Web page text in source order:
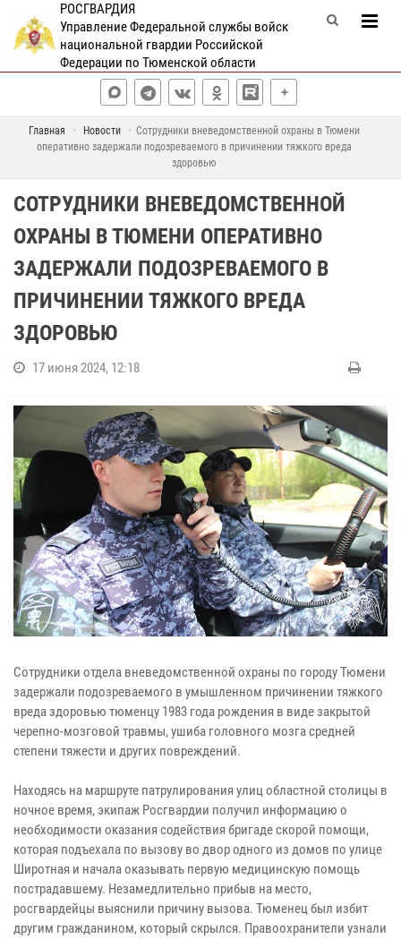
РОСГВАРДИЯ
Управление Федеральной службы войск
национальной гвардии Российской
Федерации по Тюменской области
Главная Новости
Сотрудники вневедомственной охраны в Тюмени
оперативно задержали подозреваемого в причинении тяжкого вреда
здоровью
СОТРУДНИКИ ВНЕВЕДОМСТВЕННОЙ
ОХРАНЫ В ТЮМЕНИ ОПЕРАТИВНО
ЗАДЕРЖАЛИ ПОДОЗРЕВАЕМОГО В
ПРИЧИНЕНИИ ТЯЖКОГО ВРЕДА
ЗДОРОВЬЮ
17 июня 2024, 12:18
Сотрудники отдела вневедомственной охраны по городу Тюмени
задержали подозреваемого в умышленном причинении тяжкого
вреда здоровью тюменцу 1983 года рождения в виде закрытой
черепно-мозговой травмы, ушиба головного мозга средней
степени тяжести и других повреждений.
Находясь на маршруте патрулирования улиц областной столицы в
ночное время, экипаж Росгвардии получил информацию о
необходимости оказания содействия бригаде скорой помощи,
которая подъехала по вызову во двор одного из домов по улице
Широтная и начала оказывать первую медицинскую помощь
пострадавшему. Незамедлительно прибыв на место,
росгвардейцы выяснили причину вызова. Тюменец был избит
другим гражданином, который скрылся. Правоохранители узнали